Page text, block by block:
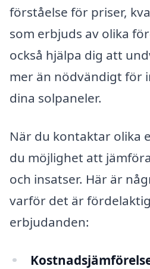
förståelse för priser,
som erbjuds av olika
också hjälpa dig att
mer än nödvändigt för
dina solpaneler.
När du kontaktar olika
du möjlighet att
och insatser. Här är
varför det är
erbjudanden: